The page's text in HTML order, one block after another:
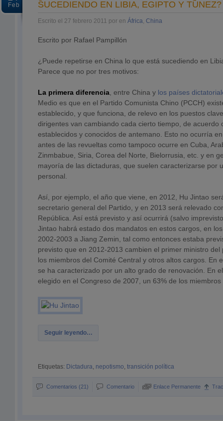
Feb
SUCEDIENDO EN LIBIA, EGIPTO Y TÚNEZ?
Escrito el 27 febrero 2011 por en África, China
Escrito por Rafael Pampillón
¿Puede repetirse en China lo que está sucediendo en
Parece que no por tres motivos:
La primera diferencia , entre China y los países
Medio es que en el Partido Comunista Chino (PCCH)
establecido, y que funciona, de relevo en los puestos
dirigentes van cambiando cada cierto tiempo, de acuerdo
establecidos y conocidos de antemano. Esto no ocurría
antes de las revueltas como tampoco ocurre en Cuba,
Zinmbabue, Siria, Corea del Norte, Bielorrusia, etc. y en
mayoría de las dictaduras, que suelen caracterizarse por
personal.
Así, por ejemplo, el año que viene, en 2012, Hu Jintao
secretario general del Partido, y en 2013 será relevado
República. Así está previsto y así ocurrirá (salvo
Jintao habrá estado dos mandatos en estos cargos, en
2002-2003 a Jiang Zemin, tal como entonces estaba
previsto que en 2012-2013 cambien el primer ministro
los miembros del Comité Central y otros altos cargos. En
se ha caracterizado por un alto grado de renovación. En
elegido en el Congreso de 2007, un 63% de los
Seguir leyendo…
Etiquetas: Dictadura, nepotismo, transición política
Comentarios (21) Comentario Enlace Permanente